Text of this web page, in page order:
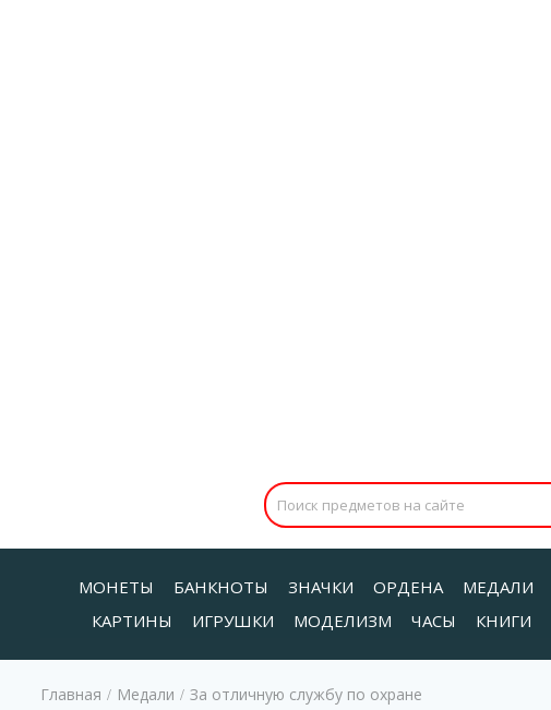
МОНЕТЫ БАНКНОТЫ ЗНАЧКИ ОРДЕНА МЕДАЛИ
КАРТИНЫ
ИГРУШКИ МОДЕЛИЗМ ЧАСЫ КНИГИ
Главная / Медали / За отличную службу по охране